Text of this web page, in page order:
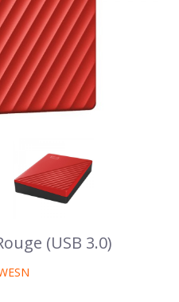
(USB 3.0)